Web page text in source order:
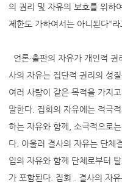
의 권리 및 자유의 보호를 위하
제한도 가하여서는 아니된다"라
언론·출판의 자유가 개인적
사의 자유는 집단적 권리의 성
여러 사람이 같은 목적을 가지
말한다. 집회의 자유에는 적극
하는 자유와 함께, 소극적으로
다. 아울러 결사의 자유는 단체
입의 자유와 함께 단체로부터
가 포함된다. 집회 . 결사의 자